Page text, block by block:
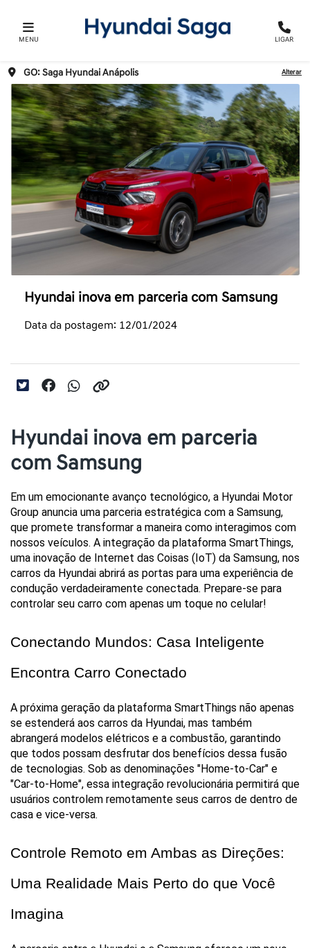
MENU LIGAR
GO: Saga Hyundai Anápolis Alterar
Hyundai inova em parceria com Samsung
Data da postagem: 12/01/2024
Hyundai inova em parceria
com Samsung
Em um emocionante avanço tecnológico, a Hyundai Motor
Group anuncia uma parceria estratégica com a Samsung,
que promete transformar a maneira como interagimos com
nossos veículos. A integração da plataforma SmartThings,
uma inovação de Internet das Coisas (IoT) da Samsung, nos
carros da Hyundai abrirá as portas para uma experiência de
condução verdadeiramente conectada. Prepare-se para
controlar seu carro com apenas um toque no celular!
Conectando Mundos: Casa Inteligente
Encontra Carro Conectado
A próxima geração da plataforma SmartThings não apenas
se estenderá aos carros da Hyundai, mas também
abrangerá modelos elétricos e a combustão, garantindo
que todos possam desfrutar dos benefícios dessa fusão
de tecnologias. Sob as denominações "Home-to-Car" e
"Car-to-Home", essa integração revolucionária permitirá que
usuários controlem remotamente seus carros de dentro de
casa e vice-versa.
Controle Remoto em Ambas as Direções:
Uma Realidade Mais Perto do que Você
Imagina